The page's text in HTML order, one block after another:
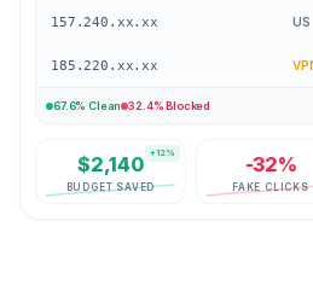
185.220.xx.xx VPN
34.102.xx.xx FR
67.6% Clean 32.4% Blocked
$2,140
BUDGET SAVED
+12% -32%
FAKE CLICKS